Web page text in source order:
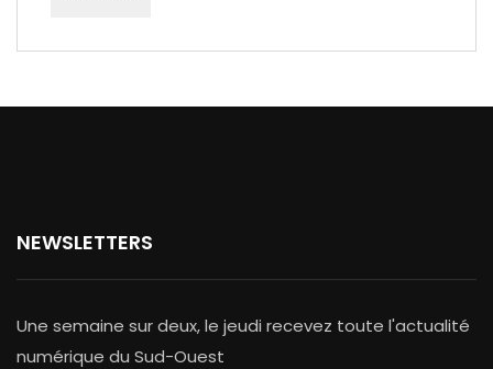
NEWSLETTERS
Une semaine sur deux, le jeudi recevez toute l'actualité
numérique du Sud-Ouest